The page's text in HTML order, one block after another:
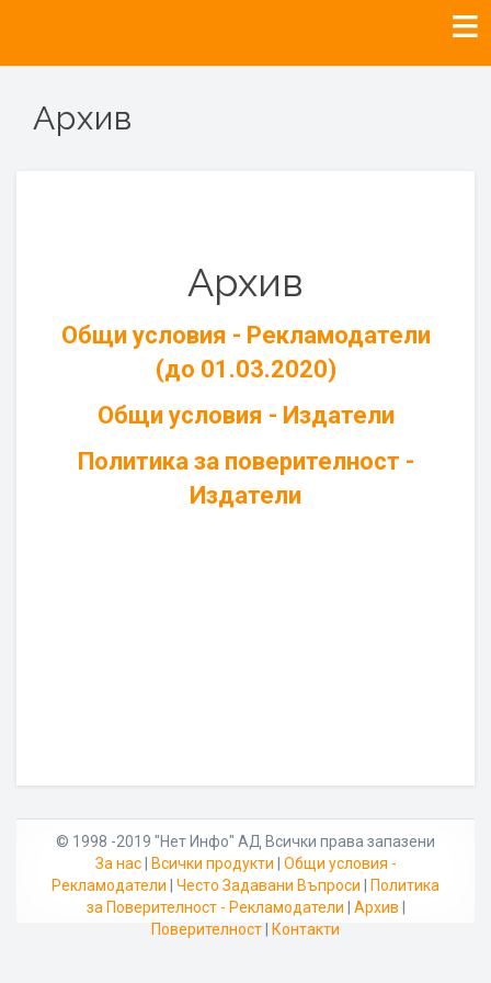
Архив
Архив
Общи условия - Рекламодатели
(до 01.03.2020)
Общи условия - Издатели
Политика за поверителност -
Издатели
© 1998 -2019 "Нет Инфо" АД Всички права запазени
За нас| Всички продукти
Общи условия -
Рекламодатели
Често Задавани Въпроси
Политика
за Поверителност - Рекламодатели
Архив
Поверителност
Контакти